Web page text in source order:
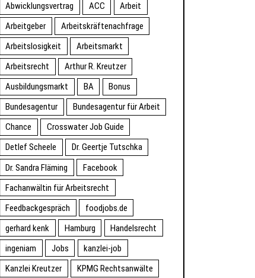
Abwicklungsvertrag ACC
Arbeit
Arbeitgeber
Arbeitskräftenachfrage
Arbeitslosigkeit
Arbeitsmarkt
Arbeitsrecht
Arthur R. Kreutzer
Ausbildungsmarkt
BA
Bonus
Bundesagentur
Bundesagentur für Arbeit
Chance
Crosswater Job Guide
Detlef Scheele
Dr. Geertje Tutschka
Dr. Sandra Fläming
Facebook
Fachanwältin für Arbeitsrecht
Feedbackgespräch
foodjobs.de
gerhard kenk
Hamburg
Handelsrecht
ingeniam
Jobs
kanzlei-job
Kanzlei Kreutzer
KPMG Rechtsanwälte